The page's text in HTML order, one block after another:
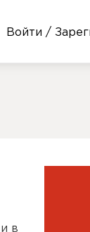
Войти /
в